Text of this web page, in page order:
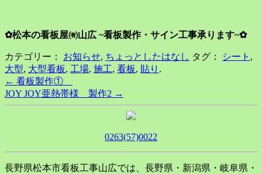
✿松本の看板屋㈲山広 ~看板製作・サイン工事承ります~✿
カテゴリー： お知らせ, ちょっとしたはなし タグ： シート ,
大型, 大型看板, 工場, 施工, 看板, 貼り .
Post
navigation
← 看板製作①
JOY JOY亜熱帯様 製作2 →
0263(57)0022
長野県松本市看板工事山広では、長野県・新潟県・岐阜県・